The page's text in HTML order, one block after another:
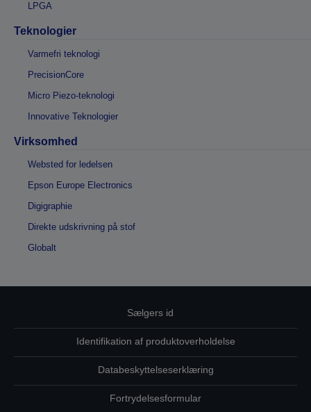
LPGA
Teknologier
Varmefri teknologi
PrecisionCore
Micro Piezo-teknologi
Innovative Teknologier
Virksomhed
Websted for ledelsen
Epson Europe Electronics
Digigraphie
Direkte udskrivning på stof
Globalt
Sælgers id
Identifikation af produktoverholdelse
Databeskyttelseserklæring
Fortrydelsesformular